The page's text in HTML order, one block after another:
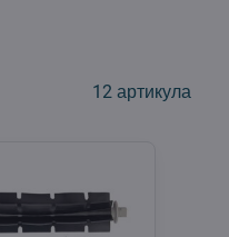
12 артикула